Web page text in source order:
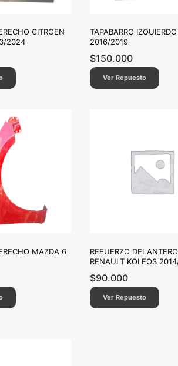
CITROEN
2024
TAPABARRO
2016/2019
$150.000
Ver Repuesto
MAZDA 6
REFUERZO DELANTERO
RENAULT KOLEOS
$90.000
Ver Repuesto